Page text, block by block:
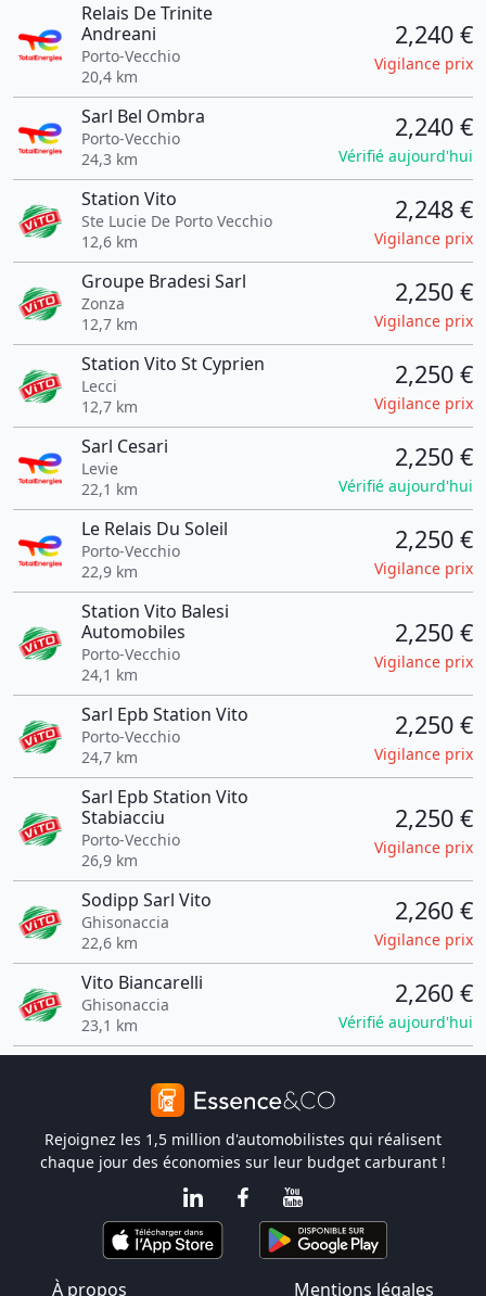
Relais De Trinite
Andreani
Porto-Vecchio
20,4 km
2,240 €
Vigilance prix
Sarl Bel Ombra
Porto-Vecchio
24,3 km
2,240 €
Vérifié aujourd'hui
Station Vito
Ste Lucie De Porto Vecchio
12,6 km
2,248 €
Vigilance prix
Groupe Bradesi Sarl
Zonza
12,7 km
2,250 €
Vigilance prix
Station Vito St Cyprien
Lecci
12,7 km
2,250 €
Vigilance prix
Sarl Cesari
Levie
22,1 km
2,250 €
Vérifié aujourd'hui
Le Relais Du Soleil
Porto-Vecchio
22,9 km
2,250 €
Vigilance prix
Station Vito Balesi
Automobiles
Porto-Vecchio
24,1 km
2,250 €
Vigilance prix
Sarl Epb Station Vito
Porto-Vecchio
24,7 km
2,250 €
Vigilance prix
Sarl Epb Station Vito
Stabiacciu
Porto-Vecchio
26,9 km
2,250 €
Vigilance prix
Sodipp Sarl Vito
Ghisonaccia
22,6 km
2,260 €
Vigilance prix
Vito Biancarelli
Ghisonaccia
23,1 km
2,260 €
Vérifié aujourd'hui
Rejoignez les 1,5 million d'automobilistes qui réalisent
chaque jour des économies sur leur budget carburant !
À propos Mentions légales